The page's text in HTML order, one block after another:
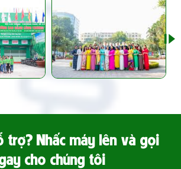
trợ? Nhấc máy lên và gọi
cho chúng tôi